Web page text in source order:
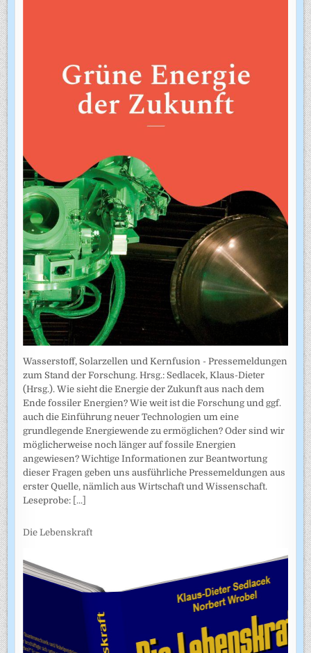
Wasserstoff, Solarzellen und Kernfusion - Pressemeldungen
zum Stand der Forschung. Hrsg.: Sedlacek, Klaus-Dieter
(Hrsg.). Wie sieht die Energie der Zukunft aus nach dem
Ende fossiler Energien? Wie weit ist die Forschung und ggf.
auch die Einführung neuer Technologien um eine
grundlegende Energiewende zu ermöglichen? Oder sind wir
möglicherweise noch länger auf fossile Energien
angewiesen? Wichtige Informationen zur Beantwortung
dieser Fragen geben uns ausführliche Pressemeldungen aus
erster Quelle, nämlich aus Wirtschaft und Wissenschaft.
Leseprobe: [...]
Die Lebenskraft